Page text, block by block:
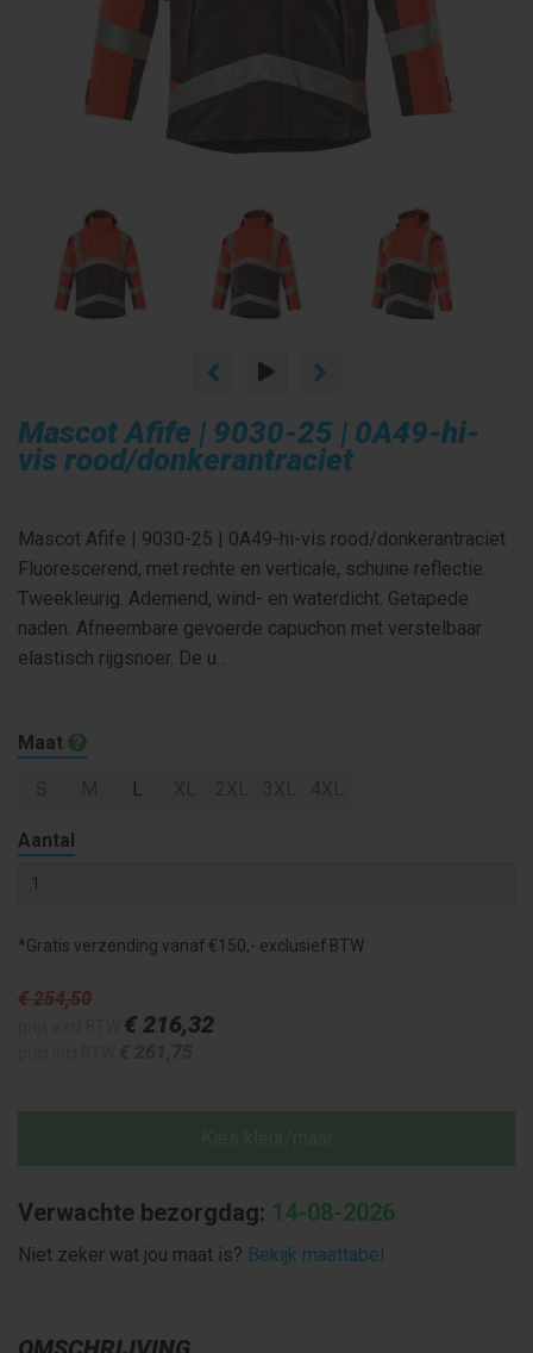
Mascot Afife | 9030-25 | 0A49-hi-
vis rood/donkerantraciet
Mascot Afife | 9030-25 | 0A49-hi-vis rood/donkerantraciet
Fluorescerend, met rechte en verticale, schuine reflectie.
Tweekleurig. Ademend, wind- en waterdicht. Getapede
naden. Afneembare gevoerde capuchon met verstelbaar
elastisch rijgsnoer. De u...
Maat
L
Aantal
*Gratis verzending vanaf €150,- exclusief BTW
€ 254,50
€ 216,32
Verwachte bezorgdag: 14-08-2026
Niet zeker wat jou maat is? Bekijk maattabel